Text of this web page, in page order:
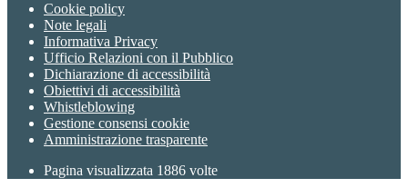
Cookie policy
Note legali
Informativa Privacy
Ufficio Relazioni con il Pubblico
Dichiarazione di accessibilità
Obiettivi di accessibilità
Whistleblowing
Gestione consensi cookie
Amministrazione trasparente
Pagina visualizzata 1886 volte